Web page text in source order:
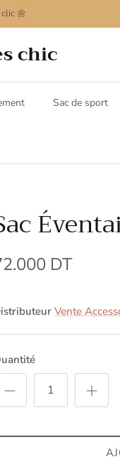
🌼
chic
Sac de sport
DT
Vente